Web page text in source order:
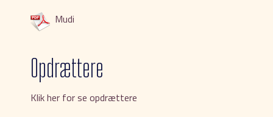
Mudi
Opdrættere
Klik her for se opdrættere